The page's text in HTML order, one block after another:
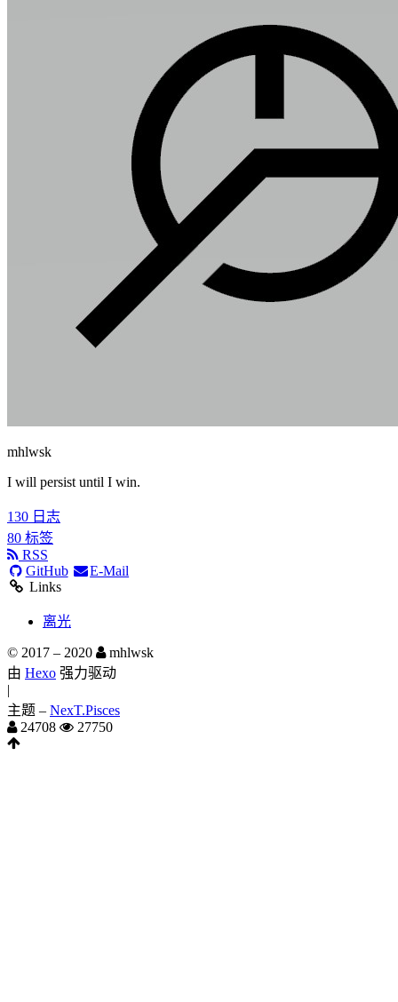
mhlwsk
I will persist until I win.
130 日志
80 标签
RSS
GitHub
E-Mail
Links
离光
© 2017 – 2020
mhlwsk
由 Hexo 强力驱动
|
主题 – NexT.Pisces
24708
27750